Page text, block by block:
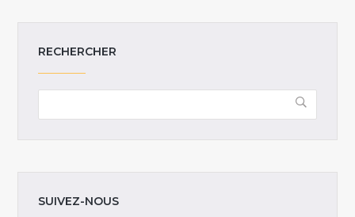
RECHERCHER
SUIVEZ-NOUS